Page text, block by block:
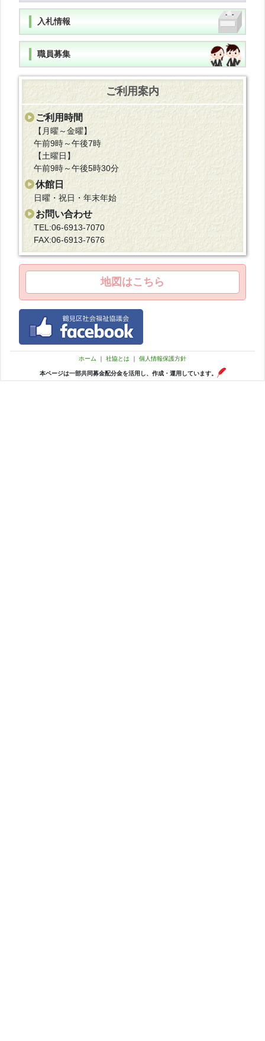
入札情報
職員募集
ご利用案内
ご利用時間
【月曜～金曜】
午前9時～午後7時
【土曜日】
午前9時～午後5時30分
休館日
日曜・祝日・年末年始
お問い合わせ
TEL:06-6913-7070
FAX:06-6913-7676
地図はこちら
ホーム ｜ 社協とは ｜ 個人情報保護方針
本ページは一部共同募金配分金を活用し、作成・運用しています。